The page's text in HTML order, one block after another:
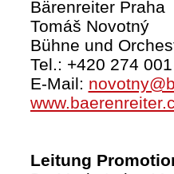
Bärenreiter Praha
Tomáš Novotný
Bühne und
Tel.: +420 274
E-Mail:
Leitung